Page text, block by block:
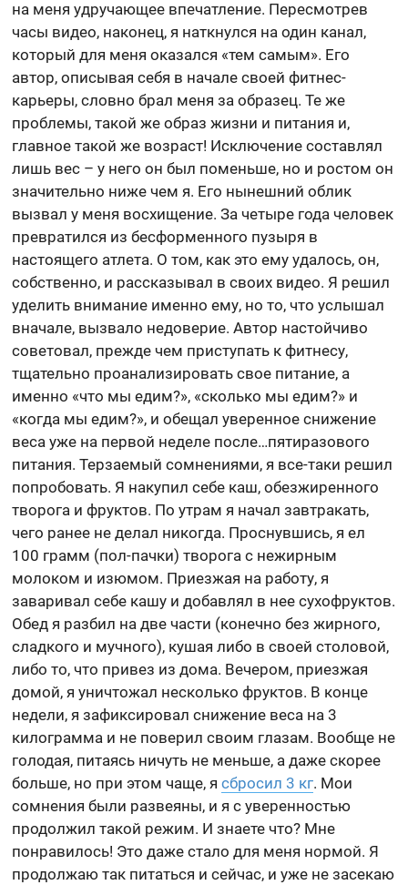
на меня удручающее впечатление. Пересмотрев
часы видео, наконец, я наткнулся на один канал,
который для меня оказался «тем самым». Его
автор, описывая себя в начале своей фитнес-
карьеры, словно брал меня за образец. Те же
проблемы, такой же образ жизни и питания и,
главное такой же возраст! Исключение составлял
лишь вес – у него он был поменьше, но и ростом он
значительно ниже чем я. Его нынешний облик
вызвал у меня восхищение. За четыре года человек
превратился из бесформенного пузыря в
настоящего атлета. О том, как это ему удалось, он,
собственно, и рассказывал в своих видео. Я решил
уделить внимание именно ему, но то, что услышал
вначале, вызвало недоверие. Автор настойчиво
советовал, прежде чем приступать к фитнесу,
тщательно проанализировать свое питание, а
именно «что мы едим?», «сколько мы едим?» и
«когда мы едим?», и обещал уверенное снижение
веса уже на первой неделе после…пятиразового
питания. Терзаемый сомнениями, я все-таки решил
попробовать. Я накупил себе каш, обезжиренного
творога и фруктов. По утрам я начал завтракать,
чего ранее не делал никогда. Проснувшись, я ел
100 грамм (пол-пачки) творога с нежирным
молоком и изюмом. Приезжая на работу, я
заваривал себе кашу и добавлял в нее сухофруктов.
Обед я разбил на две части (конечно без жирного,
сладкого и мучного), кушая либо в своей столовой,
либо то, что привез из дома. Вечером, приезжая
домой, я уничтожал несколько фруктов. В конце
недели, я зафиксировал снижение веса на 3
килограмма и не поверил своим глазам. Вообще не
голодая, питаясь ничуть не меньше, а даже скорее
больше, но при этом чаще, ясбросил 3 кг. Мои
сомнения были развеяны, и я с уверенностью
продолжил такой режим. И знаете что? Мне
понравилось! Это даже стало для меня нормой. Я
продолжаю так питаться и сейчас, и уже не засекаю